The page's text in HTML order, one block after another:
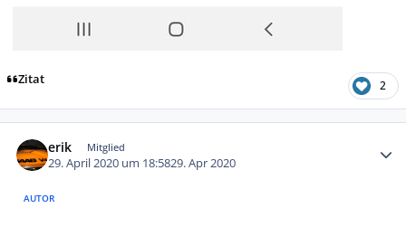
Zitat 2
erik Mitglied
29. April 2020 um 18:5829. Apr 2020
AUTOR